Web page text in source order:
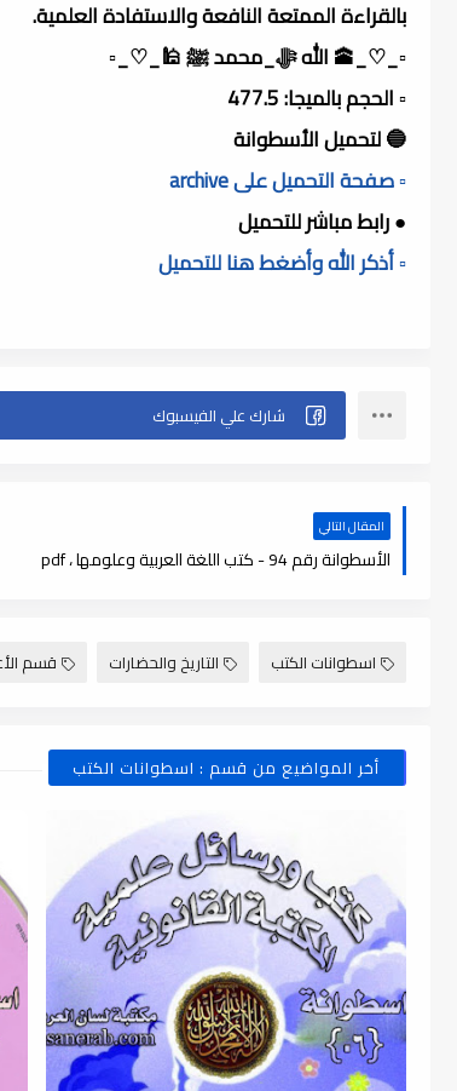
بالقراءة الممتعة النافعة والاستفادة العلمية.
▫️_♡_🕋 الله ﷻ_محمد ﷺ 🕌_♡_▫️
▫️ الحجم بالميجا: 477.5
🔵 لتحميل الأسطوانة
▫️ صفحة التحميل على archive
● رابط مباشر للتحميل
▫️ أذكر الله وأضغط هنا للتحميل
المقال التالي
الأسطوانة رقم 94 - كتب اللغة العربية وعلومها ، pdf
اسطوانات الكتب التاريخ والحضارات قسم
أخر المواضيع من قسم : اسطوانات الكتب